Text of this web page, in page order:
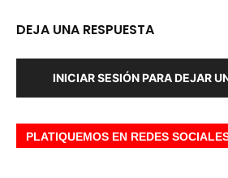
DEJA UNA RESPUESTA
INICIAR SESIÓN PARA DEJAR
PLATIQUEMOS EN REDES